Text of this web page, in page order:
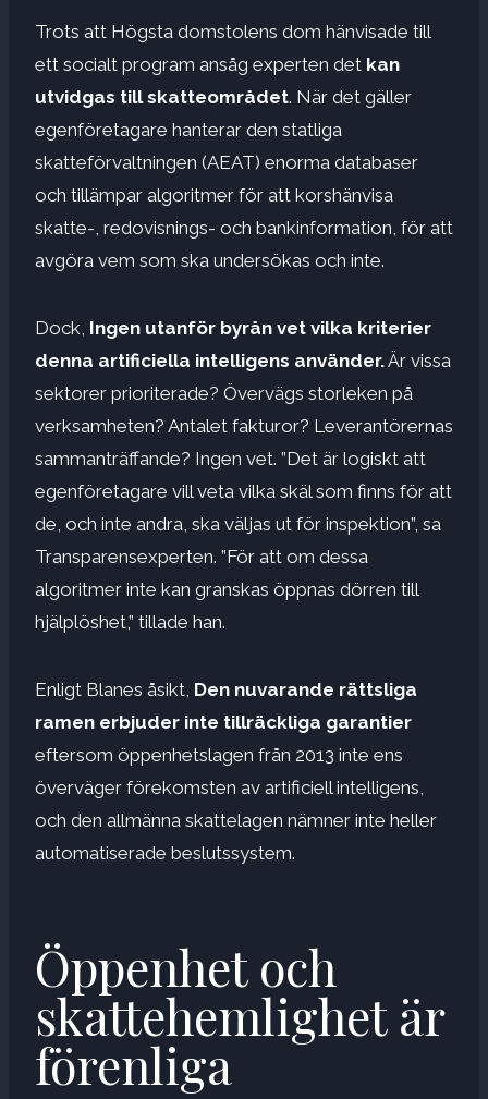
Trots att Högsta domstolens dom hänvisade till
ett socialt program ansåg experten det kan
utvidgas till skatteområdet. När det gäller
egenföretagare hanterar den statliga
skatteförvaltningen (AEAT) enorma databaser
och tillämpar algoritmer för att korshänvisa
skatte-, redovisnings- och bankinformation, för att
avgöra vem som ska undersökas och inte.
Dock, Ingen utanför byrån vet vilka kriterier
denna artificiella intelligens använder.Är vissa
sektorer prioriterade? Övervägs storleken på
verksamheten? Antalet fakturor? Leverantörernas
sammanträffande? Ingen vet. ”Det är logiskt att
egenföretagare vill veta vilka skäl som finns för att
de, och inte andra, ska väljas ut för inspektion”, sa
Transparensexperten. ”För att om dessa
algoritmer inte kan granskas öppnas dörren till
hjälplöshet,” tillade han.
Enligt Blanes åsikt, Den nuvarande rättsliga
ramen erbjuder inte tillräckliga garantier
eftersom öppenhetslagen från 2013 inte ens
överväger förekomsten av artificiell intelligens,
och den allmänna skattelagen nämner inte heller
automatiserade beslutssystem.
Öppenhet och
skattehemlighet är
förenliga